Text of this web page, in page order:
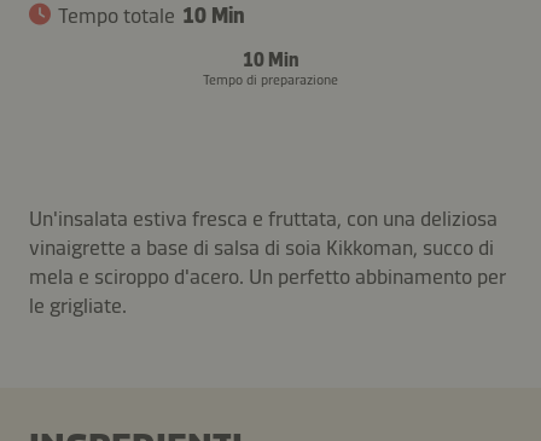
Tempo totale 10 Min
10 Min
Tempo di preparazione
Un'insalata estiva fresca e fruttata, con una deliziosa
vinaigrette a base di salsa di soia Kikkoman, succo di
mela e sciroppo d'acero. Un perfetto abbinamento per
le grigliate.